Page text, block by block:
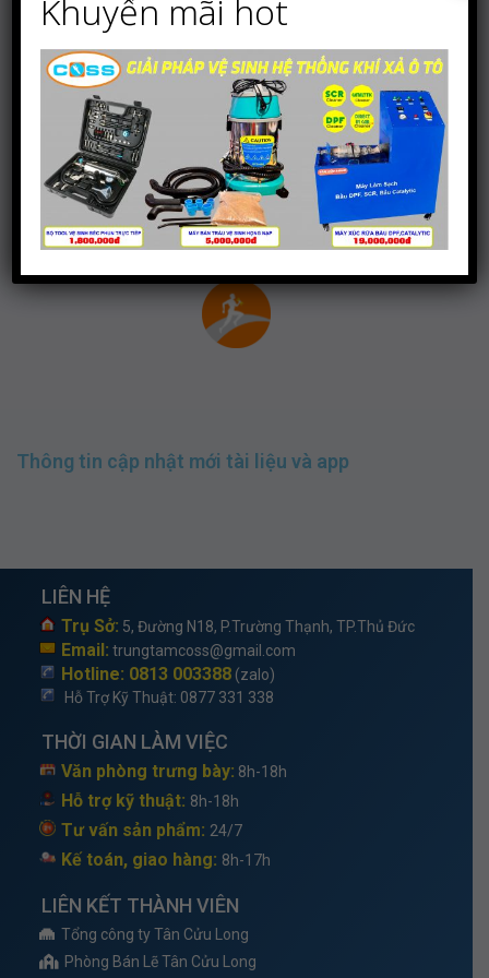
Tải áp về
1.Tải về điện thoại android
2. Tải về điện thoại ios
Thông tin cập nhật mới tài liệu và app
LIÊN HỆ
Trụ Sở: 5, Đường N18, P.Trường Thạnh, TP.Thủ Đức
Email: trungtamcoss@gmail.com
Hotline: 0813 003388(zalo)
Hỗ Trợ Kỹ Thuật: 0877 331 338
THỜI GIAN LÀM VIỆC
Văn phòng trưng bày: 8h-18h
Hỗ trợ kỹ thuật: 8h-18h
Tư vấn sản phẩm: 24/7
Kế toán, giao hàng: 8h-17h
LIÊN KẾT THÀNH VIÊN
Tổng công ty Tân Cửu Long
Phòng Bán Lẽ Tân Cửu Long
Khuyến mãi hot